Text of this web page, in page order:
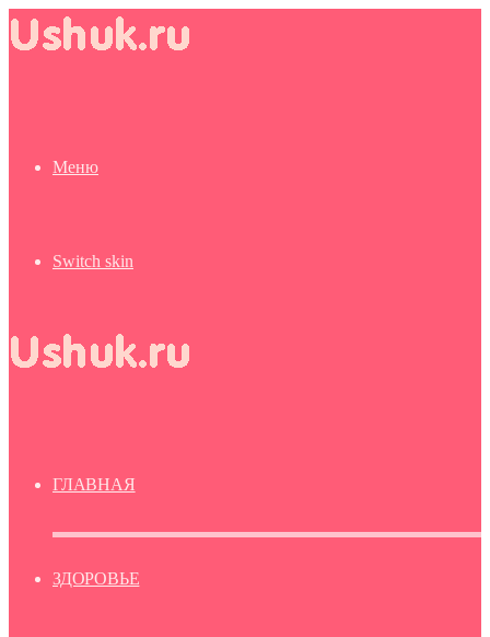
Меню
Switch skin
ГЛАВНАЯ
ЗДОРОВЬЕ